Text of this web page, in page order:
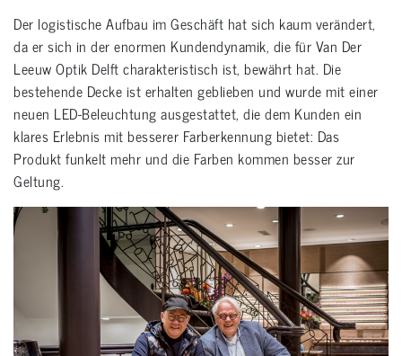
Der logistische Aufbau im Geschäft hat sich kaum verändert,
da er sich in der enormen Kundendynamik, die für Van Der
Leeuw Optik Delft charakteristisch ist, bewährt hat. Die
bestehende Decke ist erhalten geblieben und wurde mit einer
neuen LED-Beleuchtung ausgestattet, die dem Kunden ein
klares Erlebnis mit besserer Farberkennung bietet: Das
Produkt funkelt mehr und die Farben kommen besser zur
Geltung.